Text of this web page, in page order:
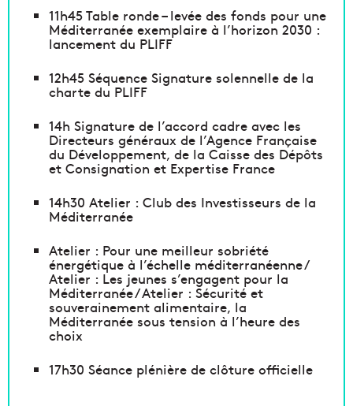
11h45 Table ronde – levée des fonds pour une
Méditerranée exemplaire à l’horizon 2030 :
lancement du PLIFF
12h45 Séquence Signature solennelle de la
charte du PLIFF
14h Signature de l’accord cadre avec les
Directeurs généraux de l’Agence Française
du Développement, de la Caisse des Dépôts
et Consignation et Expertise France
14h30 Atelier : Club des Investisseurs de la
Méditerranée
Atelier : Pour une meilleur sobriété
énergétique à l’échelle méditerranéenne /
Atelier : Les jeunes s’engagent pour la
Méditerranée / Atelier : Sécurité et
souverainement alimentaire, la
Méditerranée sous tension à l’heure des
choix
17h30 Séance plénière de clôture officielle